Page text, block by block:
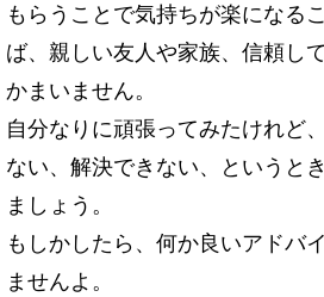
もらうことで気持ちが楽になる
ば、親しい友人や家族、信頼し
かまいません。
自分なりに頑張ってみたけれど
ない、解決できない、というと
ましょう。
もしかしたら、何か良いアドバ
ませんよ。